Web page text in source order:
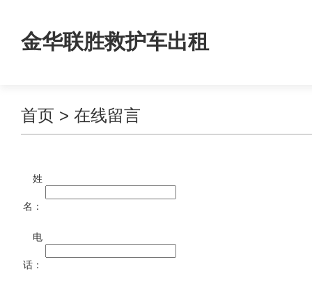
金华联胜救护车出租
首页 > 在线留言
姓
名：
电
话：